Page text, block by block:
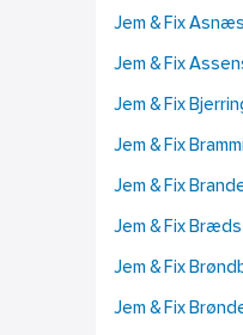
Jem & Fix Asnæs
Jem & Fix
Jem & Fix
Jem & Fix
Jem & Fix
Jem & Fix
Jem & Fix
Jem & Fix